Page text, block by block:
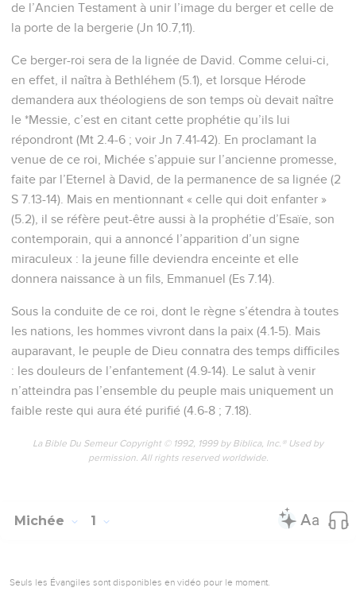
de l’Ancien Testament à unir l’image du berger et celle de
la porte de la bergerie (Jn 10.7,11).
Ce berger-roi sera de la lignée de David. Comme celui-ci,
en effet, il naîtra à Bethléhem (5.1), et lorsque Hérode
demandera aux théologiens de son temps où devait naître
le *Messie, c’est en citant cette prophétie qu’ils lui
répondront (Mt 2.4-6 ; voir Jn 7.41-42). En proclamant la
venue de ce roi, Michée s’appuie sur l’ancienne promesse,
faite par l’Eternel à David, de la permanence de sa lignée (2
S 7.13-14). Mais en mentionnant « celle qui doit enfanter »
(5.2), il se réfère peut-être aussi à la prophétie d’Esaïe, son
contemporain, qui a annoncé l’apparition d’un signe
miraculeux : la jeune fille deviendra enceinte et elle
donnera naissance à un fils, Emmanuel (Es 7.14).
Sous la conduite de ce roi, dont le règne s’étendra à toutes
les nations, les hommes vivront dans la paix (4.1-5). Mais
auparavant, le peuple de Dieu connatra des temps difficiles
: les douleurs de l’enfantement (4.9-14). Le salut à venir
n’atteindra pas l’ensemble du peuple mais uniquement un
faible reste qui aura été purifié (4.6-8 ; 7.18).
La Bible Du Semeur Copyright © 1992, 1999 by Biblica, Inc.® Used by
permission. All rights reserved worldwide.
Michée 1
Seuls les Évangiles sont disponibles en vidéo pour le moment.